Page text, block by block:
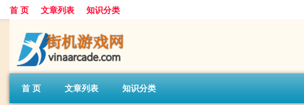
首 页 文章列表 知识分类
首 页 文章列表 知识分类